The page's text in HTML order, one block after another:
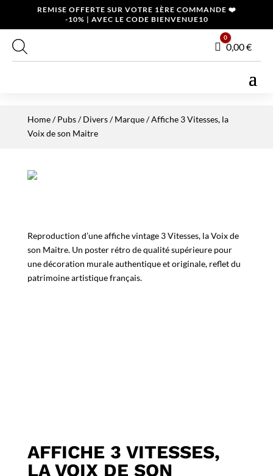
REMISE OFFERTE SUR VOTRE 1ÈRE COMMANDE ❤️
-10% | AVEC LE CODE BIENVENUE10
Panier
0
0,00€
Home/Pubs / Divers/Marque/ Affiche 3 Vitesses, la
Voix de son Maitre
Reproduction d’une affiche vintage 3 Vitesses, la Voix de
son Maitre. Un poster rétro de qualité supérieure pour
une décoration murale authentique et originale, reflet du
patrimoine artistique français.
AFFICHE 3 VITESSES,
LA VOIX DE SON